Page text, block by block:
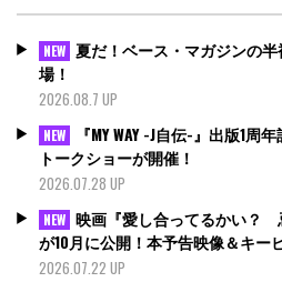
NEW 夏だ！ベース・マガジンの
場！
2026.08.7 UP
NEW
『MY WAY -J自伝-』出版1
トークショーが開催！
2026.07.28 UP
NEW 映画『愛し合ってるかい？
が10月に公開！本予告映像＆キー
2026.07.22 UP